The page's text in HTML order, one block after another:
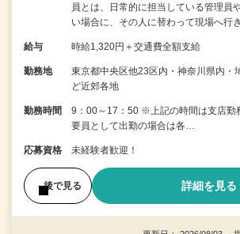
員とは、日常的に担当している管理員
い場合に、その人に替わって現場へ行
給与 時給1,320円＋交通費全額支給
勤務地
東京都中央区他23区内・神奈川県内・
ど近郊各地
勤務時間
9：00～17：50 ※上記の時間は支店勤
要員として出勤の場合は各…
応募資格 未経験者歓迎！
後で見る 詳細を見る